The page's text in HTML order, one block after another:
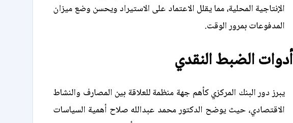
الإنتاجية المحلية، مما يقلل الاعتماد على الاستيراد ويحسن وضع ميزان
المدفوعات بمرور الوقت.
أدوات الضبط النقدي
يبرز دور البنك المركزي كأهم جهة منظمة للعلاقة بين المصارف والنشاط
الاقتصادي، حيث يوضح الدكتور محمد عبدالله صلاح أهمية السياسات